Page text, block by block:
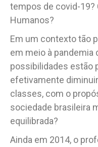
tempos de covid-19?
Humanos?
Em um contexto tão
em meio à pandemia
possibilidades estão
efetivamente
classes, com o
sociedade brasileira
equilibrada?
Ainda em 2014, o